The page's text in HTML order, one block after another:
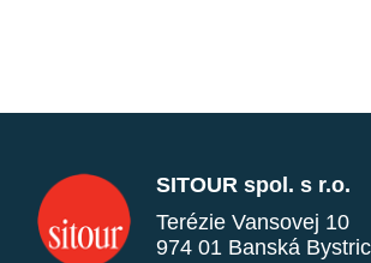
SITOUR spol. s r.o.
Terézie Vansovej 10
974 01 Banská